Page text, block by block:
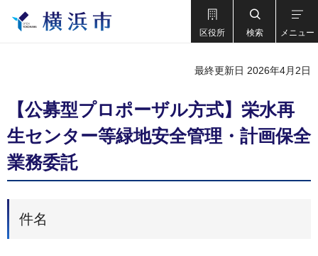
区役所 検索 メニュー
最終更新日 2026年4月2日
【公募型プロポーザル方式】栄水再
生センター等緑地安全管理・計画保全
業務委託
件名